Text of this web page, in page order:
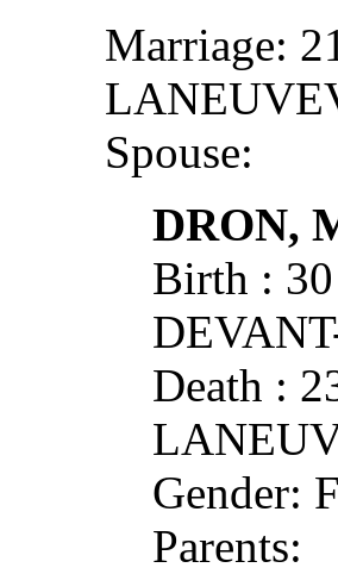
Marriage:
Spouse:
DRON,
Birth :
Death :
Gender:
Parents: